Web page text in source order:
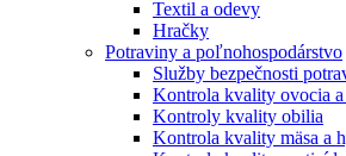
Textil a odevy
Hračky
Potraviny a poľnohospodárstvo
Služby bezpečnosti
Kontrola kvality ovocia
Kontroly kvality obilia
Kontrola kvality mäsa a